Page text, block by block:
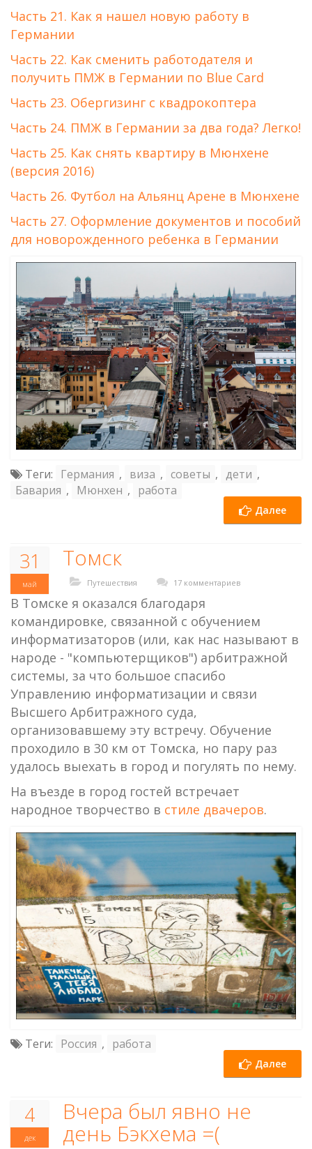
Часть 21. Как я нашел новую работу в
Германии
Часть 22. Как сменить работодателя и
получить ПМЖ в Германии по Blue Card
Часть 23. Обергизинг с квадрокоптера
Часть 24. ПМЖ в Германии за два года? Легко!
Часть 25. Как снять квартиру в Мюнхене
(версия 2016)
Часть 26. Футбол на Альянц Арене в Мюнхене
Часть 27. Оформление документов и пособий
для новорожденного ребенка в Германии
Теги: Германия , виза , советы , дети ,
Бавария , Мюнхен , работа
Далее
31
май
Томск
Путешествия 17 комментариев
В Томске я оказался благодаря
командировке, связанной с обучением
информатизаторов (или, как нас называют в
народе - "компьютерщиков") арбитражной
системы, за что большое спасибо
Управлению информатизации и связи
Высшего Арбитражного суда,
организовавшему эту встречу. Обучение
проходило в 30 км от Томска, но пару раз
удалось выехать в город и погулять по нему.
На въезде в город гостей встречает
народное творчество в стиле двачеров.
Теги: Россия , работа
Далее
4
дек
Вчера был явно не
день Бэкхема =(